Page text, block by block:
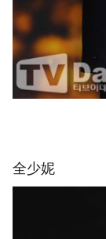
全少妮